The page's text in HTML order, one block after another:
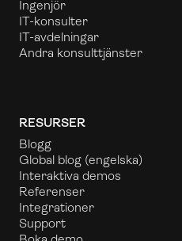
Ingenjör
IT-konsulter
IT-avdelningar
Andra konsulttjänster
RESURSER
Blogg
Global blog (engelska)
Interaktiva demos
Referenser
Integrationer
Support